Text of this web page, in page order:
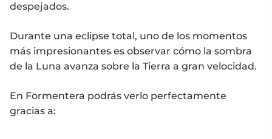
despejados.
Durante una eclipse total, uno de los momentos
más impresionantes es observar cómo la sombra
de la Luna avanza sobre la Tierra a gran velocidad.
En Formentera podrás verlo perfectamente
gracias a: